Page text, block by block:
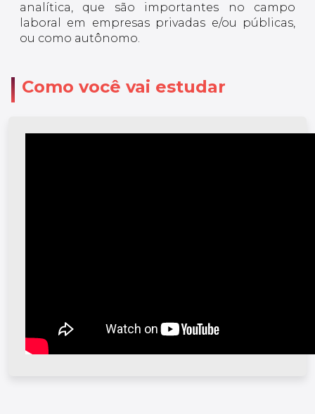
analítica, que são importantes no campo
laboral em empresas privadas e/ou públicas,
ou como autônomo.
Como você vai estudar